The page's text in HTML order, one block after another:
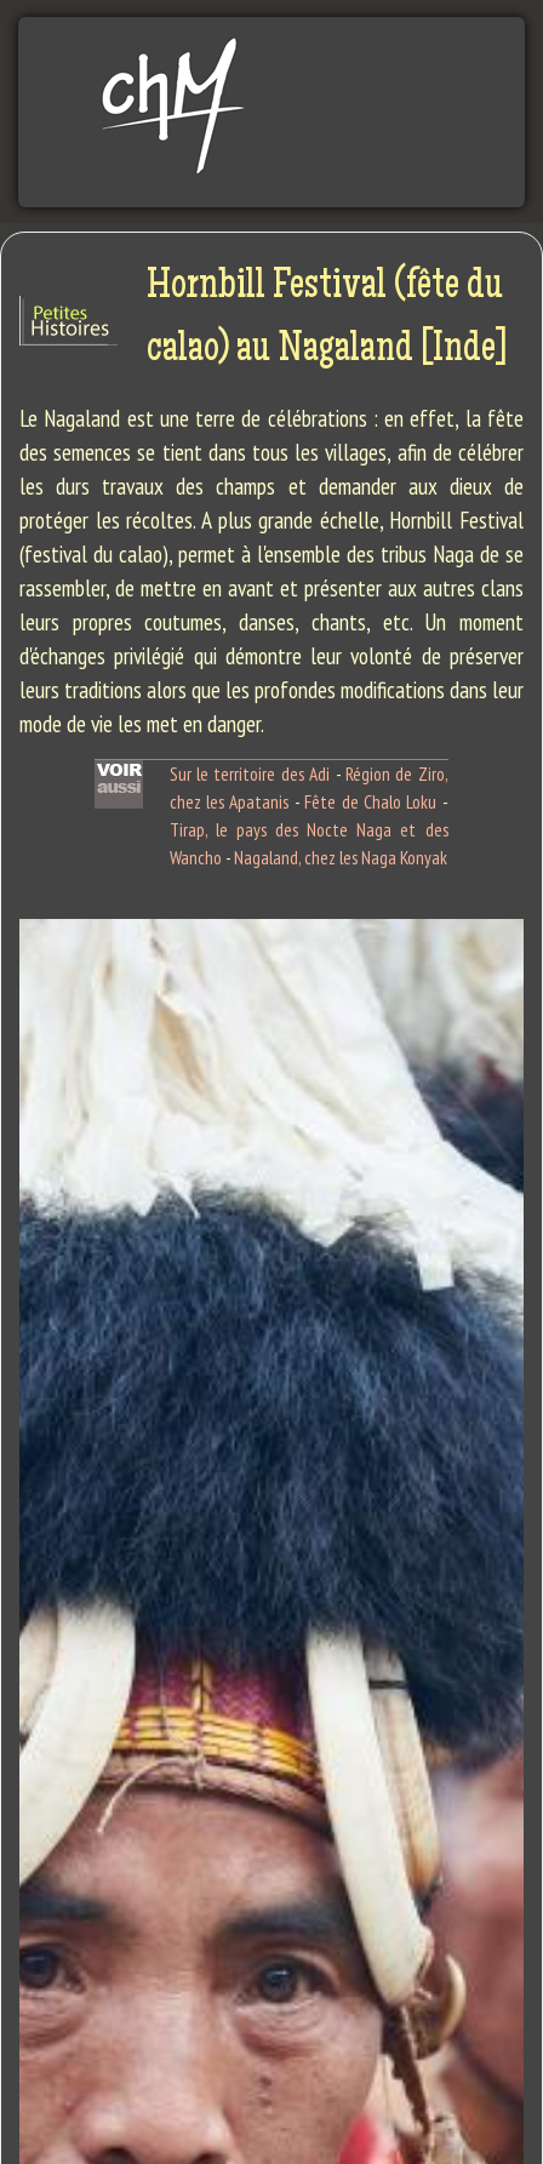
Aller
Hornbill Festival (fête du
calao) au Nagaland [Inde]
Le Nagaland est une terre de célébrations : en effet, la fête
des semences se tient dans tous les villages, afin de célébrer
les durs travaux des champs et demander aux dieux de
protéger les récoltes. A plus grande échelle, Hornbill Festival
(festival du calao), permet à l'ensemble des tribus Naga de se
rassembler, de mettre en avant et présenter aux autres clans
leurs propres coutumes, danses, chants, etc. Un moment
d'échanges privilégié qui démontre leur volonté de préserver
leurs traditions alors que les profondes modifications dans leur
mode de vie les met en danger.
Sur le territoire des Adi - Région de Ziro,
chez les Apatanis -Fête de Chalo Loku -
Tirap, le pays des Nocte Naga et des
Wancho -Nagaland, chez les Naga Konyak